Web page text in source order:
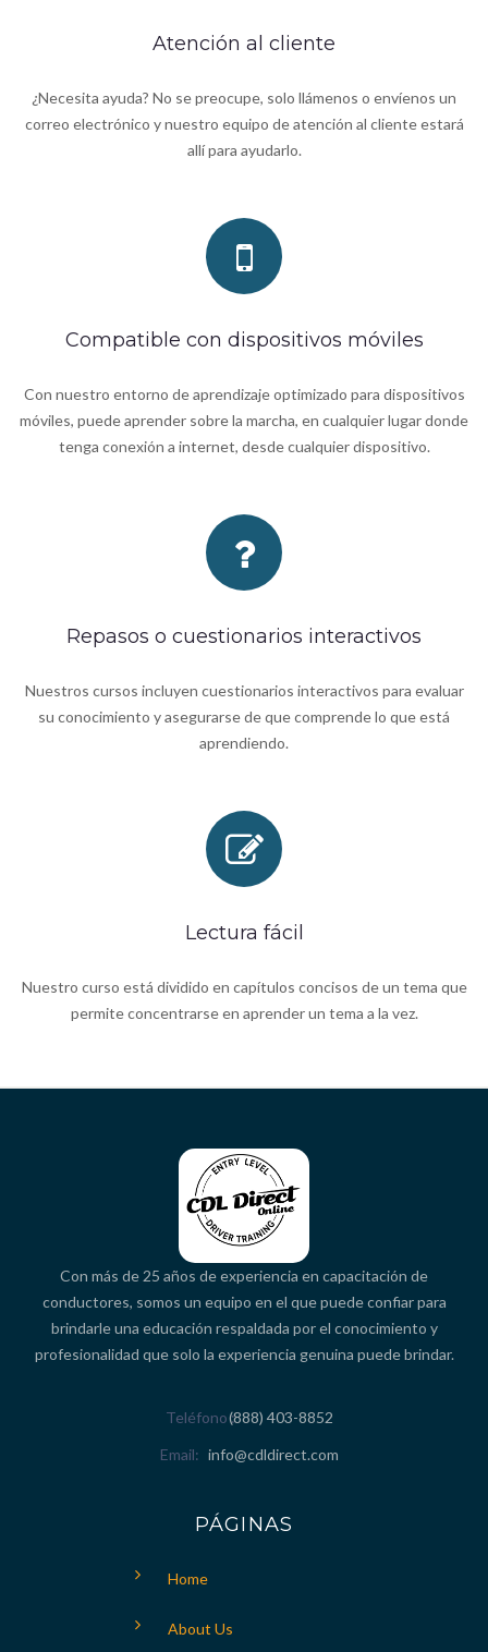
Atención al cliente
¿Necesita ayuda? No se preocupe, solo llámenos o envíenos un
correo electrónico y nuestro equipo de atención al cliente estará
allí para ayudarlo.
Compatible con dispositivos móviles
Con nuestro entorno de aprendizaje optimizado para dispositivos
móviles, puede aprender sobre la marcha, en cualquier lugar donde
tenga conexión a internet, desde cualquier dispositivo.
Repasos o cuestionarios interactivos
Nuestros cursos incluyen cuestionarios interactivos para evaluar
su conocimiento y asegurarse de que comprende lo que está
aprendiendo.
Lectura fácil
Nuestro curso está dividido en capítulos concisos de un tema que
permite concentrarse en aprender un tema a la vez.
Con más de 25 años de experiencia en capacitación de
conductores, somos un equipo en el que puede confiar para
brindarle una educación respaldada por el conocimiento y
profesionalidad que solo la experiencia genuina puede brindar.
Teléfono(888) 403-8852
Email
info@cdldirect.com
PÁGINAS
Home
About Us